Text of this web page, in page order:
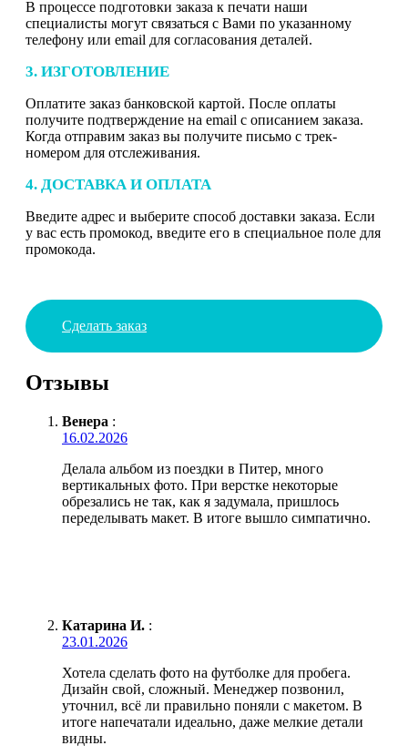
В процессе подготовки заказа к печати наши
специалисты могут связаться с Вами по указанному
телефону или email для согласования деталей.
3. ИЗГОТОВЛЕНИЕ
Оплатите заказ банковской картой. После оплаты
получите подтверждение на email с описанием заказа.
Когда отправим заказ вы получите письмо с трек-
номером для отслеживания.
4. ДОСТАВКА И ОПЛАТА
Введите адрес и выберите способ доставки заказа. Если
у вас есть промокод, введите его в специальное поле для
промокода.
Сделать заказ
Отзывы
Венера :
16.02.2026
Делала альбом из поездки в Питер, много
вертикальных фото. При верстке некоторые
обрезались не так, как я задумала, пришлось
переделывать макет. В итоге вышло симпатично.
Катарина И. :
23.01.2026
Хотела сделать фото на футболке для пробега.
Дизайн свой, сложный. Менеджер позвонил,
уточнил, всё ли правильно поняли с макетом. В
итоге напечатали идеально, даже мелкие детали
видны.